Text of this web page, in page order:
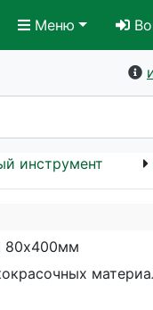
Меню
инструмент
80х400мм